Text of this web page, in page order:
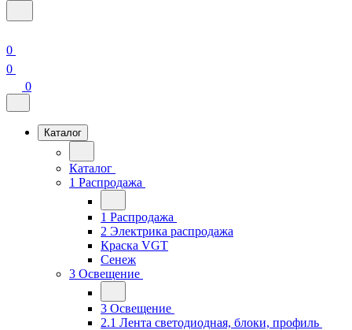
0
0
0
Каталог
Каталог
1 Распродажа
1 Распродажа
2 Электрика распродажа
Краска VGT
Сенеж
3 Освещение
3 Освещение
2.1 Лента светодиодная, блоки, профиль